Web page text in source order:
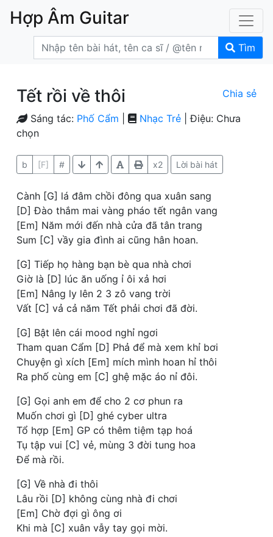
Hợp Âm Guitar
Tìm
Tết rồi về thôi Chia sẻ
Sáng tác: Phố Cẩm Nhạc Trẻ | Điệu: Chưa
chọn
b [F] # x2 Lời bài hát
Cành [G] lá đâm chồi đông qua xuân sang
[D] Đào thắm mai vàng pháo tết ngân vang
[Em] Năm mới đến nhà cửa đã tân trang
Sum [C] vầy gia đình ai cũng hân hoan.
[G] Tiếp họ hàng bạn bè qua nhà chơi
Giờ là [D] lúc ăn uống ỉ ôi xả hơi
[Em] Nâng ly lên 2 3 zô vang trời
Vất [C] vả cả năm Tết phải chơi đã đời.
[G] Bật lên cái mood nghỉ ngơi
Tham quan Cẩm [D] Phả để mà xem khỉ bơi
Chuyện gì xích [Em] mích mình hoan hỉ thôi
Ra phố cùng em [C] ghệ mặc áo nỉ đôi.
[G] Gọi anh em để cho 2 cơ phun ra
Muốn chơi gì [D] ghé cyber ultra
Tổ hợp [Em] GP có thêm tiệm tạp hoá
Tụ tập vui [C] vẻ, mùng 3 đời tung hoa
Để mà rồi.
[G] Về nhà đi thôi
Lâu rồi [D] không cùng nhà đi chơi
[Em] Chờ đợi gì ông ơi
Khi mà [C] xuân vẫy tay gọi mời.